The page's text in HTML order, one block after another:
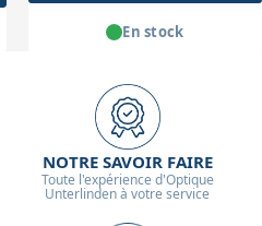
En stock
NOTRE SAVOIR FAIRE
Toute l'expérience d'Optique
Unterlinden à votre service